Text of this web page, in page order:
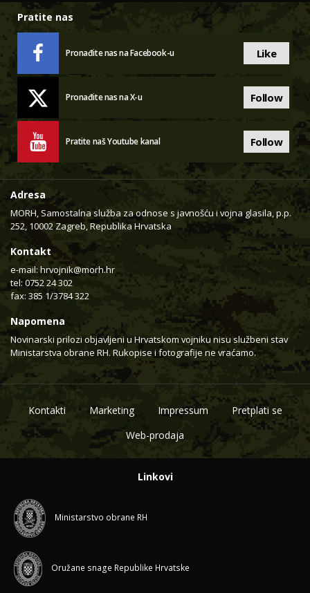
Pratite nas
Pronađite nas na Facebook-u Like
Pronađite nas na X-u Follow
Pratite naš Youtube kanal Follow
Adresa
MORH, Samostalna služba za odnose s javnošću i vojna glasila, p.p.
252, 10002 Zagreb, Republika Hrvatska
Kontakt
e-mail: hrvojnik@morh.hr
tel: 0752 24 302
fax: 385 1/3784 322
Napomena
Novinarski prilozi objavljeni u Hrvatskom vojniku nisu službeni stav
Ministarstva obrane RH. Rukopise i fotografije ne vraćamo.
Kontakti Marketing Impressum
Pretplati se
Web-prodaja
Linkovi
Ministarstvo obrane RH
Oružane snage Republike Hrvatske